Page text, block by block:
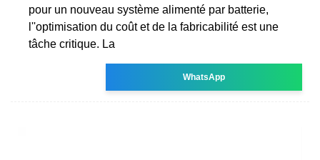
pour un nouveau système alimenté par batterie,
l''optimisation du coût et de la fabricabilité est une
tâche critique. La
WhatsApp